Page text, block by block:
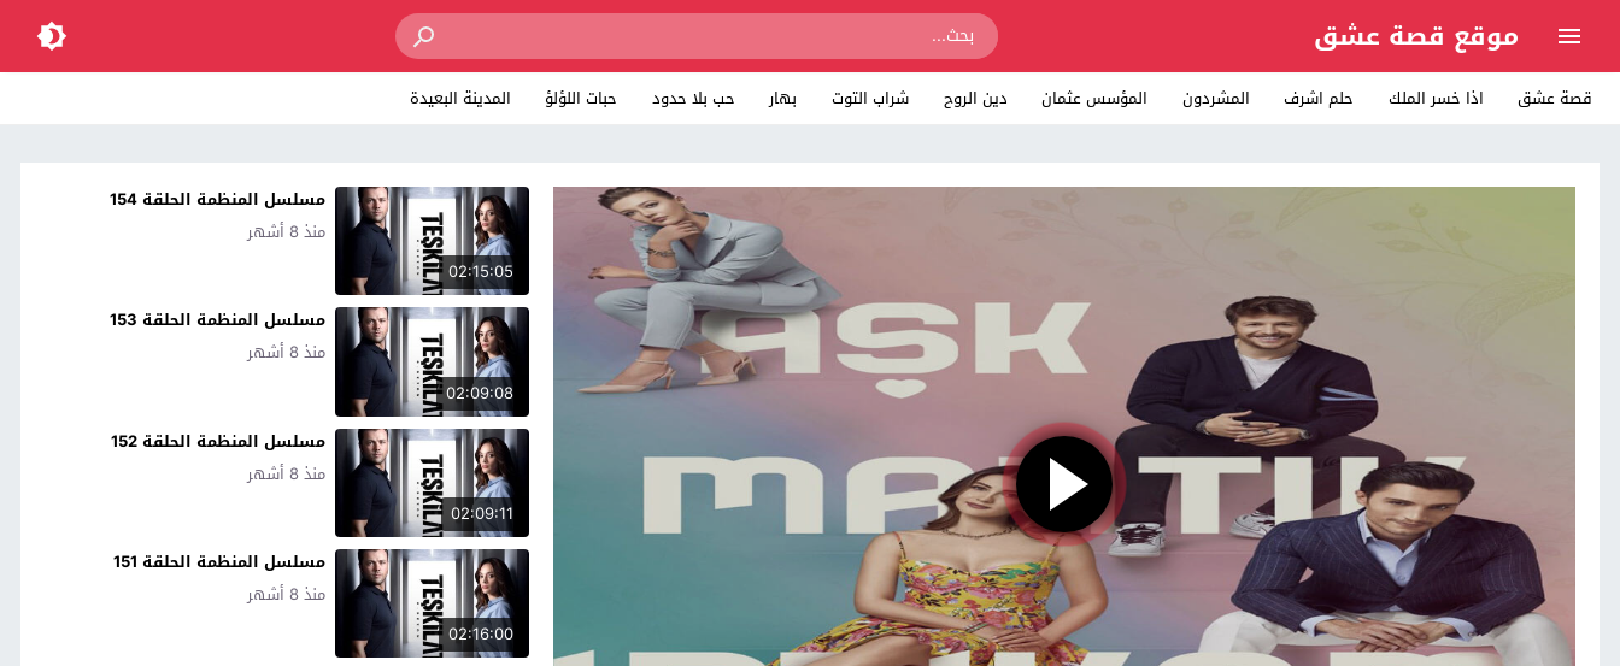
موقع قصة عشق
قصة عشق اذا خسر الملك حلم اشرف المشردون المؤسس عثمان دين الروح شراب التوت بهار حب بلا حدود حبات اللؤلؤ المدينة البعيدة
02:15:05
مسلسل المنظمة الحلقة 154
منذ 8 أشهر
02:09:08
مسلسل المنظمة الحلقة 153
منذ 8 أشهر
02:09:11
مسلسل المنظمة الحلقة 152
منذ 8 أشهر
02:16:00
مسلسل المنظمة الحلقة 151
منذ 8 أشهر